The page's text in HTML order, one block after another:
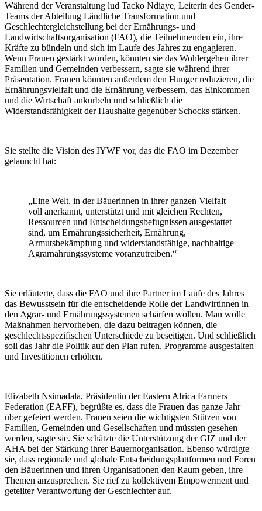
Während der Veranstaltung lud Tacko Ndiaye, Leiterin des Gender-
Teams der Abteilung Ländliche Transformation und
Geschlechtergleichstellung bei der Ernährungs- und
Landwirtschaftsorganisation (FAO), die Teilnehmenden ein, ihre
Kräfte zu bündeln und sich im Laufe des Jahres zu engagieren.
Wenn Frauen gestärkt würden, könnten sie das Wohlergehen ihrer
Familien und Gemeinden verbessern, sagte sie während ihrer
Präsentation. Frauen könnten außerdem den Hunger reduzieren, die
Ernährungsvielfalt und die Ernährung verbessern, das Einkommen
und die Wirtschaft ankurbeln und schließlich die
Widerstandsfähigkeit der Haushalte gegenüber Schocks stärken.
Sie stellte die Vision des IYWF vor, das die FAO im Dezember
gelauncht hat:
„Eine Welt, in der Bäuerinnen in ihrer ganzen Vielfalt
voll anerkannt, unterstützt und mit gleichen Rechten,
Ressourcen und Entscheidungsbefugnissen ausgestattet
sind, um Ernährungssicherheit, Ernährung,
Armutsbekämpfung und widerstandsfähige, nachhaltige
Agrarnahrungssysteme voranzutreiben.“
Sie erläuterte, dass die FAO und ihre Partner im Laufe des Jahres
das Bewusstsein für die entscheidende Rolle der Landwirtinnen in
den Agrar- und Ernährungssystemen schärfen wollen. Man wolle
Maßnahmen hervorheben, die dazu beitragen können, die
geschlechtsspezifischen Unterschiede zu beseitigen. Und schließlich
soll das Jahr die Politik auf den Plan rufen, Programme ausgestalten
und Investitionen erhöhen.
Elizabeth Nsimadala, Präsidentin der Eastern Africa Farmers
Federation (EAFF), begrüßte es, dass die Frauen das ganze Jahr
über gefeiert werden. Frauen seien die wichtigsten Stützen von
Familien, Gemeinden und Gesellschaften und müssten gesehen
werden, sagte sie. Sie schätzte die Unterstützung der GIZ und der
AHA bei der Stärkung ihrer Bauernorganisation. Ebenso würdigte
sie, dass regionale und globale Entscheidungsplattformen und Foren
den Bäuerinnen und ihren Organisationen den Raum geben, ihre
Themen anzusprechen. Sie rief zu kollektivem Empowerment und
geteilter Verantwortung der Geschlechter auf.